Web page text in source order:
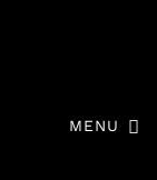
MENU